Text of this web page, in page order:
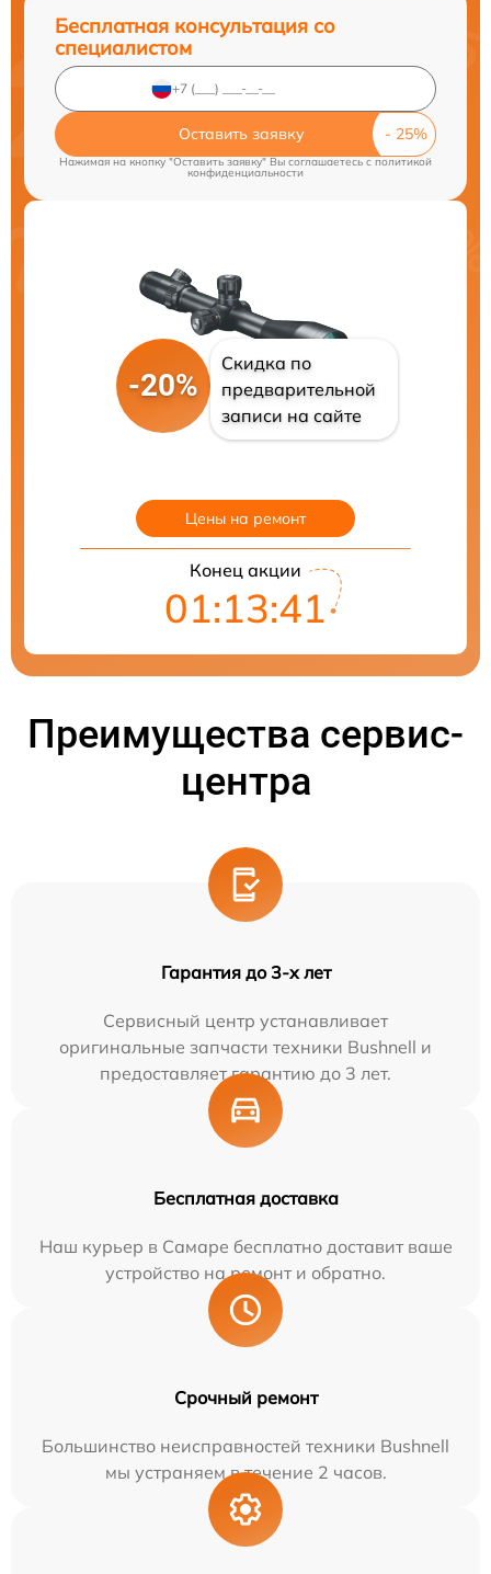
Бесплатная консультация со
специалистом
Оставить заявку
Нажимая на кнопку "Оставить заявку" Вы соглашаетесь cполитикой
конфиденциальности
-20%
Скидка по
предварительной
записи на сайте
Цены на ремонт
Конец акции
01:13:40
Преимущества сервис-
центра
Гарантия до 3-х лет
Сервисный центр устанавливает
оригинальные запчасти техники Bushnell и
предоставляет гарантию до 3 лет.
Бесплатная доставка
Наш курьер в Самаре бесплатно доставит ваше
устройство на ремонт и обратно.
Срочный ремонт
Большинство неисправностей техники Bushnell
мы устраняем в течение 2 часов.